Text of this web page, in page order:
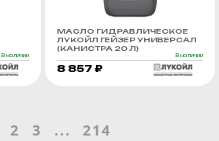
В наличии
МАСЛО ГИДРАВЛИЧЕСКОЕ
ЛУКОЙЛ ГЕЙЗЕР УНИВЕРСАЛ
(КАНИСТРА 20 Л)
В наличии
8 857 ₽
2 3 ... 214